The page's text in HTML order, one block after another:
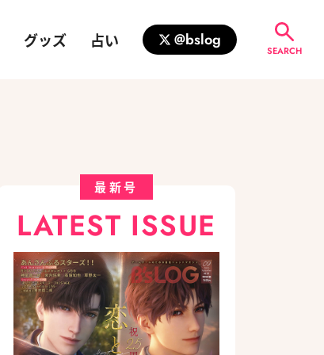
グッズ 占い @bslog
SEARCH
最新号
LATEST ISSUE